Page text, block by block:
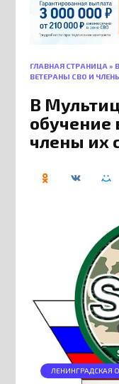
ГЛАВНАЯ СТРАНИЦА »
ВЕТЕРАНЫ СВО И
В
обучение
члены их
ЛЕНИНГРАДСКАЯ